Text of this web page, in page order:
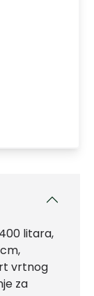
litara,
vrtnog
za